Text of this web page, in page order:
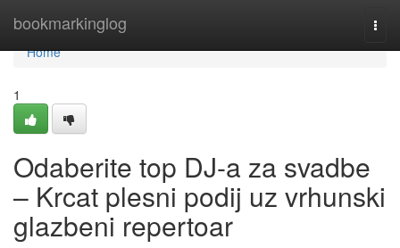
bookmarkinglog
Home
Home
1
Odaberite top DJ-a za svadbe
– Krcat plesni podij uz vrhunski
glazbeni repertoar